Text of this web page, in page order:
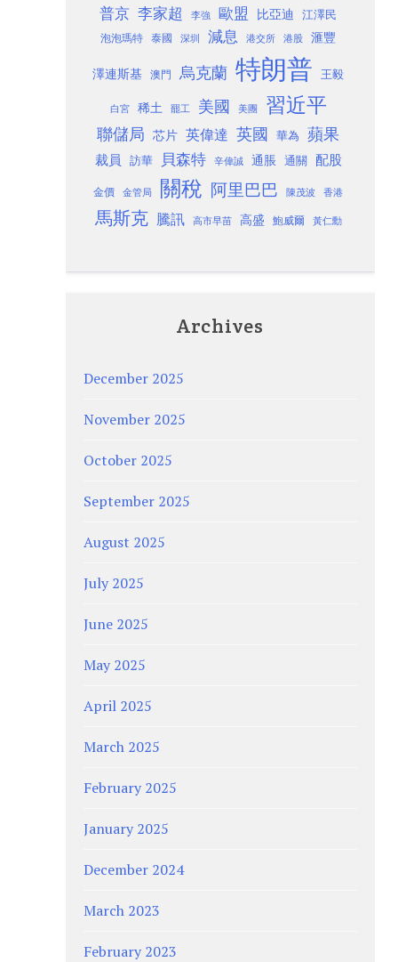
普京 李家超 李強 歐盟 比亞迪 江澤民
泡泡瑪特 泰國 深圳 減息 港交所 港股 滙豐
澤連斯基 澳門 烏克蘭 特朗普 王毅
白宮 稀土 罷工 美國 美團 習近平
聯儲局 芯片 英偉達 英國 華為 蘋果
裁員 訪華 貝森特 辛偉誠 通脹 通關 配股
金價 金管局 關稅 阿里巴巴 陳茂波 香港
馬斯克 騰訊 高市早苗 高盛 鮑威爾 黃仁勳
Archives
December 2025
November 2025
October 2025
September 2025
August 2025
July 2025
June 2025
May 2025
April 2025
March 2025
February 2025
January 2025
December 2024
March 2023
February 2023